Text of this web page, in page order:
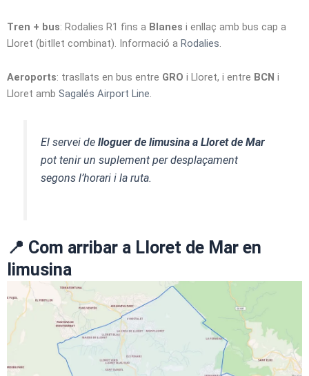
Tren + bus: Rodalies R1 fins a Blanes i enllaç amb bus cap a
Lloret (bitllet combinat). Informació a Rodalies.
Aeroports: trasllats en bus entre GRO i Lloret, i entre BCN i
Lloret amb Sagalés Airport Line.
El servei delloguer de limusina a Lloret de Mar
pot tenir un suplement per desplaçament
segons l’horari i la ruta.
📍 Com arribar a Lloret de Mar en
limusina